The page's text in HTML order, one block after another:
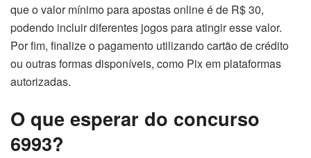
que o valor mínimo para apostas online é de R$ 30,
podendo incluir diferentes jogos para atingir esse valor.
Por fim, finalize o pagamento utilizando cartão de crédito
ou outras formas disponíveis, como Pix em plataformas
autorizadas.
O que esperar do concurso
6993?